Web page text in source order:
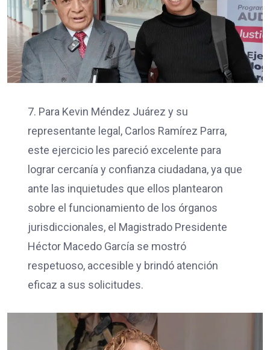
7. Para Kevin Méndez Juárez y su
representante legal, Carlos Ramírez Parra,
este ejercicio les pareció excelente para
lograr cercanía y confianza ciudadana, ya que
ante las inquietudes que ellos plantearon
sobre el funcionamiento de los órganos
jurisdiccionales, el Magistrado Presidente
Héctor Macedo García se mostró
respetuoso, accesible y brindó atención
eficaz a sus solicitudes.